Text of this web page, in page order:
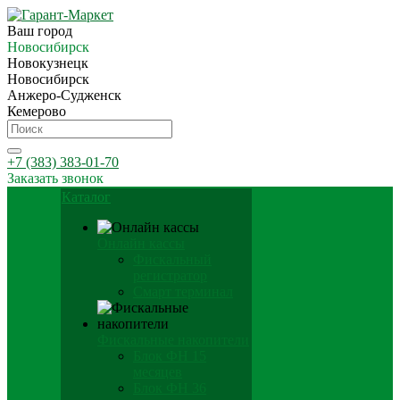
Ваш город
Новосибирск
Новокузнецк
Новосибирск
Анжеро-Судженск
Кемерово
+7 (383) 383-01-70
Заказать звонок
Каталог